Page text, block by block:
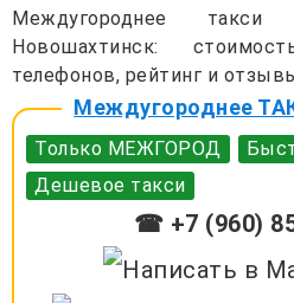
Междугороднее
Новошахтинск:
телефонов, рейтинг и
Междугороднее
Только МЕЖГОРОД
Дешевое такси
☎ +7 (960)